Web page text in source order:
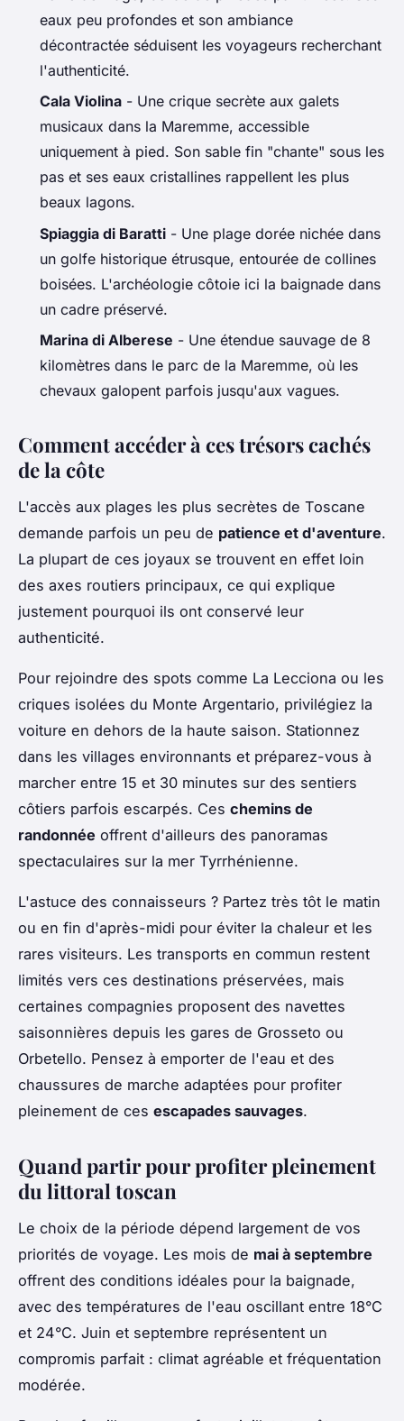
eaux peu profondes et son ambiance
décontractée séduisent les voyageurs recherchant
l'authenticité.
Cala Violina - Une crique secrète aux galets
musicaux dans la Maremme, accessible
uniquement à pied. Son sable fin "chante" sous les
pas et ses eaux cristallines rappellent les plus
beaux lagons.
Spiaggia di Baratti - Une plage dorée nichée dans
un golfe historique étrusque, entourée de collines
boisées. L'archéologie côtoie ici la baignade dans
un cadre préservé.
Marina di Alberese - Une étendue sauvage de 8
kilomètres dans le parc de la Maremme, où les
chevaux galopent parfois jusqu'aux vagues.
Comment accéder à ces trésors cachés
de la côte
L'accès aux plages les plus secrètes de Toscane
demande parfois un peu de patience et d'aventure.
La plupart de ces joyaux se trouvent en effet loin
des axes routiers principaux, ce qui explique
justement pourquoi ils ont conservé leur
authenticité.
Pour rejoindre des spots comme La Lecciona ou les
criques isolées du Monte Argentario, privilégiez la
voiture en dehors de la haute saison. Stationnez
dans les villages environnants et préparez-vous à
marcher entre 15 et 30 minutes sur des sentiers
côtiers parfois escarpés. Ces chemins de
randonnée offrent d'ailleurs des panoramas
spectaculaires sur la mer Tyrrhénienne.
L'astuce des connaisseurs ? Partez très tôt le matin
ou en fin d'après-midi pour éviter la chaleur et les
rares visiteurs. Les transports en commun restent
limités vers ces destinations préservées, mais
certaines compagnies proposent des navettes
saisonnières depuis les gares de Grosseto ou
Orbetello. Pensez à emporter de l'eau et des
chaussures de marche adaptées pour profiter
pleinement de ces escapades sauvages.
Quand partir pour profiter pleinement
du littoral toscan
Le choix de la période dépend largement de vos
priorités de voyage. Les mois de mai à septembre
offrent des conditions idéales pour la baignade,
avec des températures de l'eau oscillant entre 18°C
et 24°C. Juin et septembre représentent un
compromis parfait : climat agréable et fréquentation
modérée.